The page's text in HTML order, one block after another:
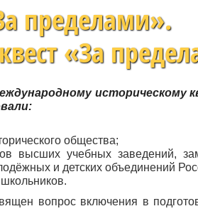
пределами».
«За
историческому
общества;
высших учебных заведений,
и детских объединений
вопрос включения в